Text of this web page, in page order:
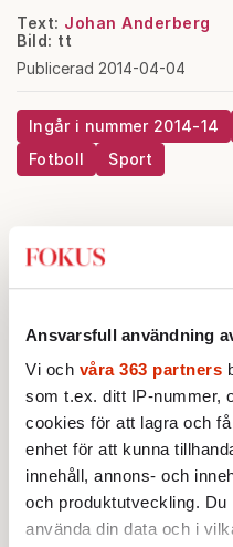
Ansvarsfull användning
Vi och våra 363 partners
som t.ex. ditt IP-nummer,
cookies för att lagra och
enhet för att kunna
innehåll, annons- och
och produktutveckling.
använda din data och i
Text: Johan Anderberg
Bild: tt
Publicerad 2014-04-04
Ingår i nummer 2014-14
Fotboll
Sport